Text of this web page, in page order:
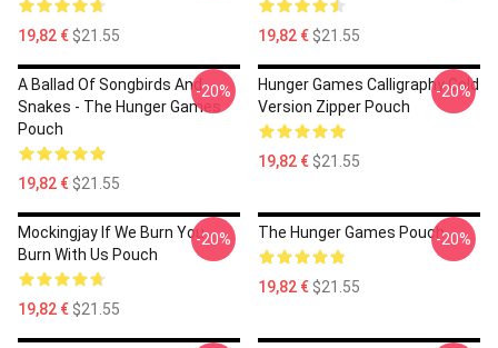
19,82 €$21.55 19,82 €$21.55
A Ballad Of Songbirds And
Snakes - The Hunger Games
Pouch
19,82 €$21.55
-20%
Hunger Games Calligraphy Gold
Version Zipper Pouch
19,82 €$21.55
-20%
Mockingjay If We Burn You
Burn With Us Pouch
19,82 €$21.55
-20% The Hunger Games Pouch
19,82 €$21.55
-20%